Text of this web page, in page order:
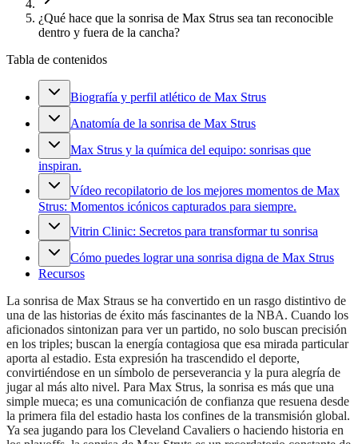
¿Qué hace que la sonrisa de Max Strus sea tan reconocible
dentro y fuera de la cancha?
Tabla de contenidos
Biografía y perfil atlético de Max Strus
Anatomía de la sonrisa de Max Strus
Max Strus y la química del equipo: sonrisas que
inspiran.
Vídeo recopilatorio de los mejores momentos de Max
Strus: Momentos icónicos capturados para siempre.
Vitrin Clinic: Secretos para transformar tu sonrisa
Cómo puedes lograr una sonrisa digna de Max Strus
Recursos
La sonrisa de Max Straus se ha convertido en un rasgo distintivo de
una de las historias de éxito más fascinantes de la NBA. Cuando los
aficionados sintonizan para ver un partido, no solo buscan precisión
en los triples; buscan la energía contagiosa que esa mirada particular
aporta al estadio. Esta expresión ha trascendido el deporte,
convirtiéndose en un símbolo de perseverancia y la pura alegría de
jugar al más alto nivel. Para Max Strus, la sonrisa es más que una
simple mueca; es una comunicación de confianza que resuena desde
la primera fila del estadio hasta los confines de la transmisión global.
Ya sea jugando para los Cleveland Cavaliers o haciendo historia en